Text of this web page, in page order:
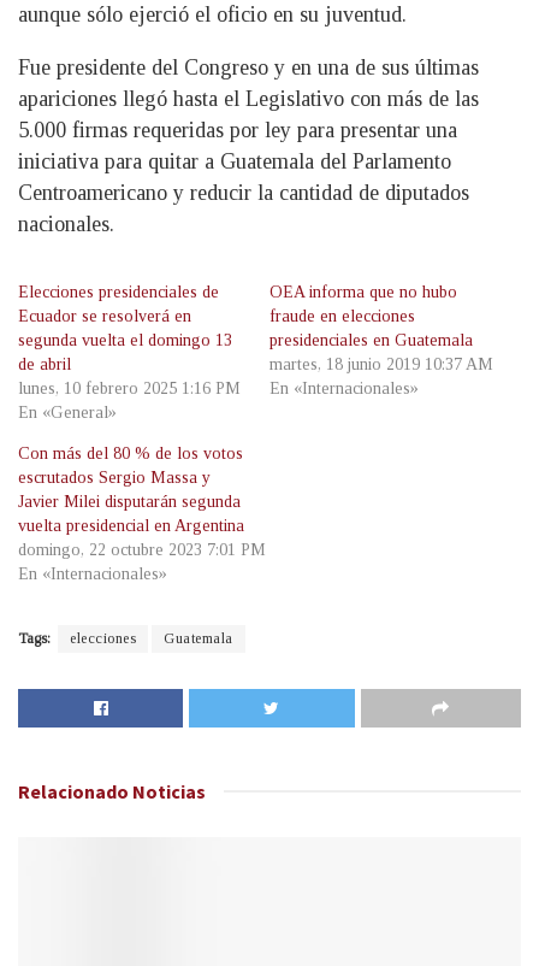
aunque sólo ejerció el oficio en su juventud.
Fue presidente del Congreso y en una de sus últimas
apariciones llegó hasta el Legislativo con más de las
5.000 firmas requeridas por ley para presentar una
iniciativa para quitar a Guatemala del Parlamento
Centroamericano y reducir la cantidad de diputados
nacionales.
Elecciones presidenciales de
Ecuador se resolverá en
segunda vuelta el domingo 13
de abril
lunes, 10 febrero 2025 1:16 PM
En «General»
OEA informa que no hubo
fraude en elecciones
presidenciales en Guatemala
martes, 18 junio 2019 10:37 AM
En «Internacionales»
Con más del 80 % de los votos
escrutados Sergio Massa y
Javier Milei disputarán segunda
vuelta presidencial en Argentina
domingo, 22 octubre 2023 7:01 PM
En «Internacionales»
Tags: elecciones Guatemala
Relacionado Noticias